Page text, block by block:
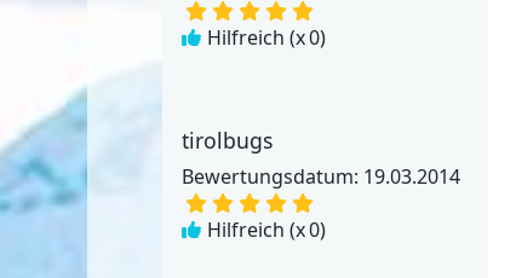
Hilfreich (x0)
tirolbugs
Bewertungsdatum: 19.03.2014
Hilfreich (x0)